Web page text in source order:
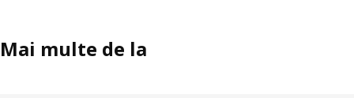
Mai multe de la